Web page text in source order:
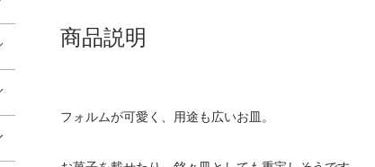
商品説明
フォルムが可愛く、用途も広いお皿。